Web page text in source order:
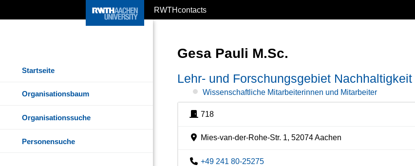
RWTHcontacts
Startseite
Organisationsbaum
Organisationssuche
Personensuche
Gesa Pauli M.Sc.
Lehr- und Forschungsgebiet
Wissenschaftliche Mitarbeiterinnen und Mitarbeiter
718
Mies-van-der-Rohe-Str. 1, 52074 Aachen
+49 241 80-25275